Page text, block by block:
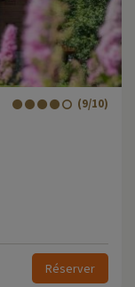
(9/10)
Réserver